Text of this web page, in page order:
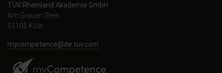
TÜV Rheinland Akademie GmbH
Am Grauen Stein
51105 Köln
mycompetence@de.tuv.com